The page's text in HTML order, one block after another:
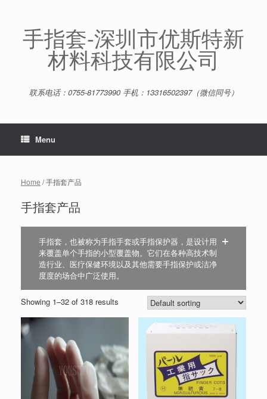
content手指套-深圳市优斯特新
材料科技有限公司
联系电话：0755-81773990 手机：13316502397（微信同号）
Menu
Home / 手指套产品
手指套产品
手指套，也被称为手指手套或手指保护器，是设计用
来覆盖单个手指的小型覆盖物。它们在各种高技术制
造行业、医疗保健环境以及其他需要手指保护或洁净
度度的场合中广泛使用。
Showing 1–32 of 318 results